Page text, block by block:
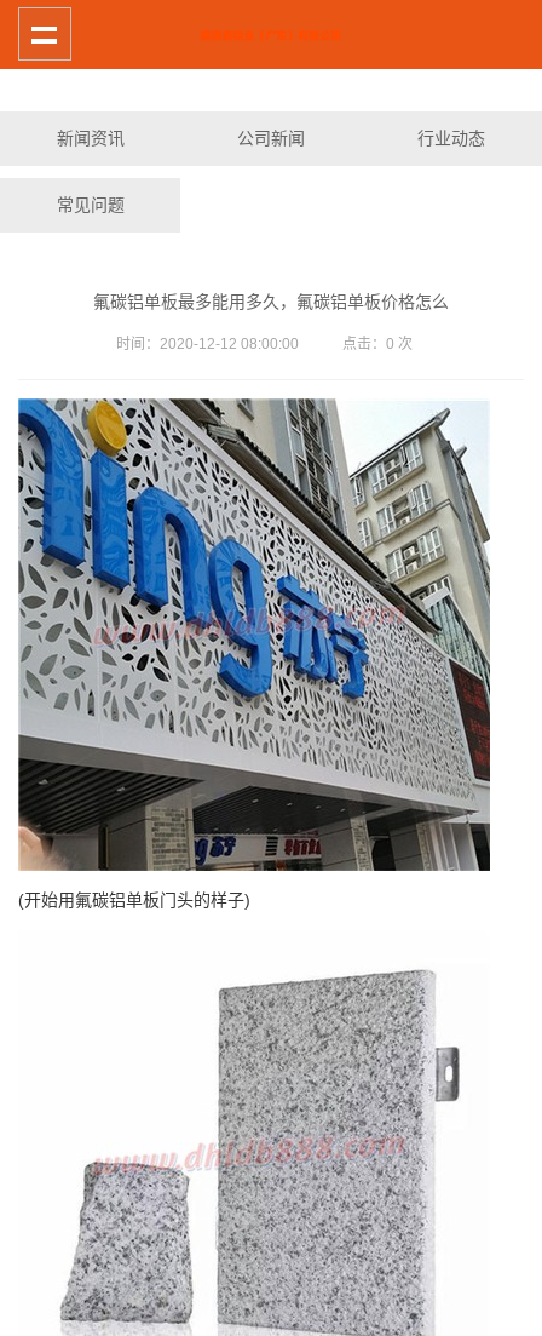
新闻资讯 公司新闻 行业动态
常见问题
氟碳铝单板最多能用多久，氟碳铝单板价格怎么
时间：2020-12-12 08:00:00 点击： 0 次
(开始用氟碳铝单板门头的样子)